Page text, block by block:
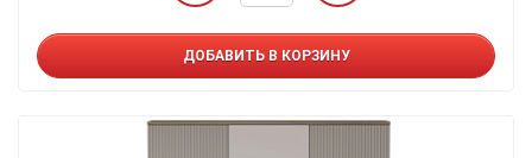
ДОБАВИТЬ В КОРЗИНУ